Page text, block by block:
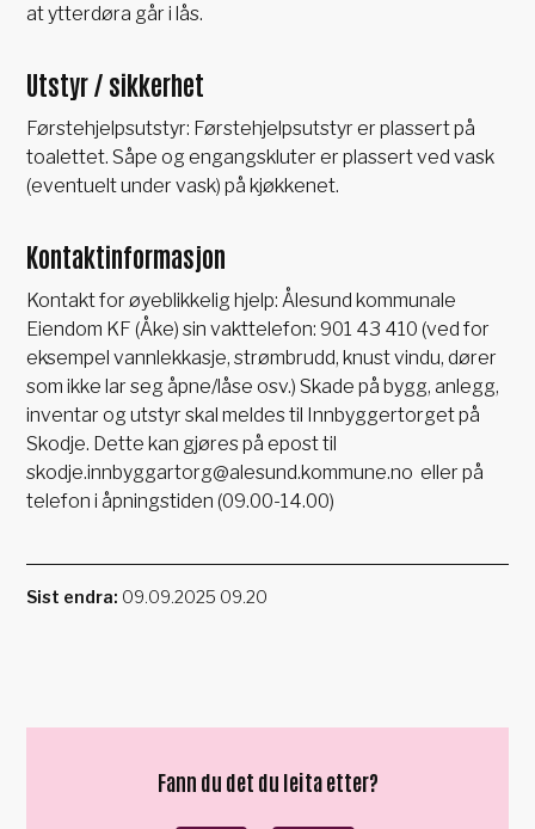
at ytterdøra går i lås.
Utstyr / sikkerhet
Førstehjelpsutstyr: Førstehjelpsutstyr er plassert på
toalettet. Såpe og engangskluter er plassert ved vask
(eventuelt under vask) på kjøkkenet.
Kontaktinformasjon
Kontakt for øyeblikkelig hjelp: Ålesund kommunale
Eiendom KF (Åke) sin vakttelefon: 901 43 410 (ved for
eksempel vannlekkasje, strømbrudd, knust vindu, dører
som ikke lar seg åpne/låse osv.) Skade på bygg, anlegg,
inventar og utstyr skal meldes til Innbyggertorget på
Skodje. Dette kan gjøres på epost til
skodje.innbyggartorg@alesund.kommune.no eller på
telefon i åpningstiden (09.00-14.00)
Sist endra 09.09.2025 09.20
Fann du det du leita etter?